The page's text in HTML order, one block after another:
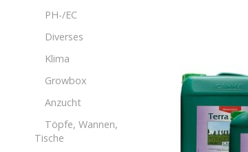
PH-/EC
Diverses
Klima
Growbox
Anzucht
Töpfe, Wannen,
Tische